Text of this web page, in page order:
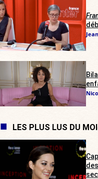
LES PLUS LUS DU